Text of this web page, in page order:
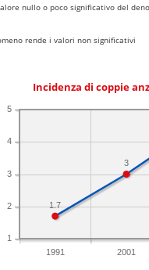
nullo o poco significativo del
rende i valori non significativi
Incidenza di coppie
1991 2001
1
2
3
4
5
3
1.7